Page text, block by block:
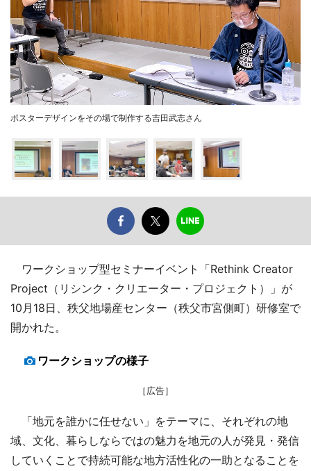
ポスターデザインをその場で制作する吉田武志さん
ワークショップ型セミナーイベント「Rethink Creator
Project（リシンク・クリエーター・プロジェクト）」が
10月18日、秩父地場産センター（秩父市宮側町）研修室で
開かれた。
ワークショップの様子
［広告］
「地元を誰かに任せない」をテーマに、それぞれの地
域、文化、暮らしならではの魅力を地元の人が発見・発信
していくことで持続可能な地方活性化の一助となることを